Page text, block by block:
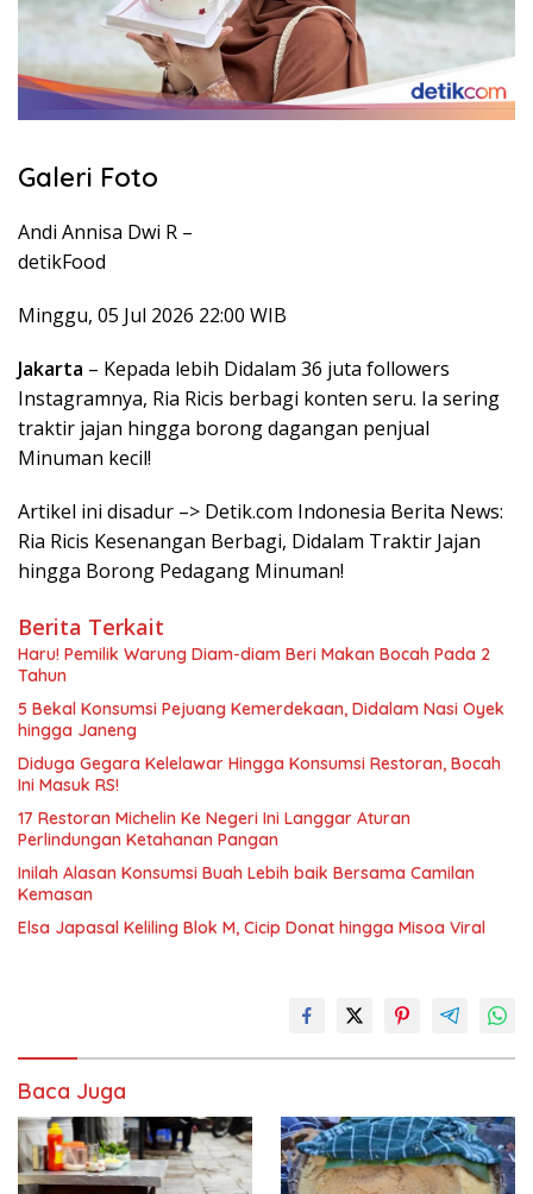
Galeri Foto
Andi Annisa Dwi R –
detikFood
Minggu, 05 Jul 2026 22:00 WIB
Jakarta – Kepada lebih Didalam 36 juta followers
Instagramnya, Ria Ricis berbagi konten seru. Ia sering
traktir jajan hingga borong dagangan penjual
Minuman kecil!
Artikel ini disadur –> Detik.com Indonesia Berita News:
Ria Ricis Kesenangan Berbagi, Didalam Traktir Jajan
hingga Borong Pedagang Minuman!
Berita Terkait
Haru! Pemilik Warung Diam-diam Beri Makan Bocah Pada 2
Tahun
5 Bekal Konsumsi Pejuang Kemerdekaan, Didalam Nasi Oyek
hingga Janeng
Diduga Gegara Kelelawar Hingga Konsumsi Restoran, Bocah
Ini Masuk RS!
17 Restoran Michelin Ke Negeri Ini Langgar Aturan
Perlindungan Ketahanan Pangan
Inilah Alasan Konsumsi Buah Lebih baik Bersama Camilan
Kemasan
Elsa Japasal Keliling Blok M, Cicip Donat hingga Misoa Viral
Baca Juga